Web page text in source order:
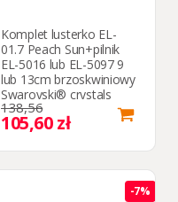
Komplet lusterko EL-
01.7 Peach Sun+pilnik
EL-5016 lub EL-5097 9
lub 13cm brzoskwiniowy
Swarovski® crystals
138,56
105,60 zł
-7%